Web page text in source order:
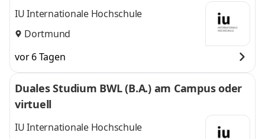
IU Internationale Hochschule
Dortmund
vor 6 Tagen
Duales Studium BWL (B.A.) am Campus oder
virtuell
IU Internationale Hochschule